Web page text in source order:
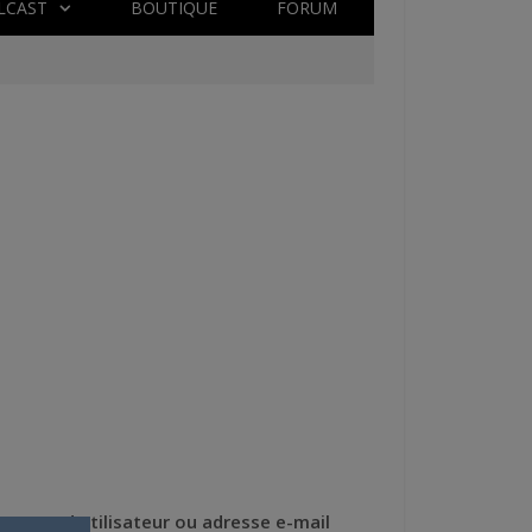
BOUTIQUE FORUM
Nom d'utilisateur ou adresse e-mail